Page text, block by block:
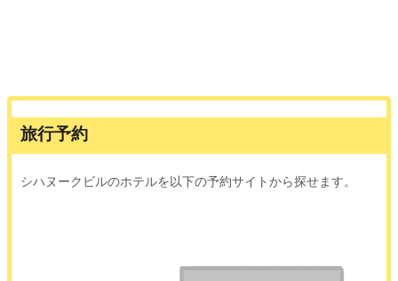
旅行予約
シハヌークビルのホテルを以下の予約サイトから探せます。